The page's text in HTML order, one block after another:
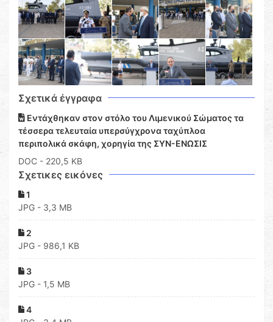
Σχετικά έγγραφα
Εντάχθηκαν στον στόλο του Λιμενικού Σώματος τα
τέσσερα τελευταία υπερσύγχρονα ταχύπλοα
περιπολικά σκάφη, χορηγία της ΣΥΝ-ΕΝΩΣΙΣ
DOC - 220,5 KB
Σχετικες εικόνες
1
JPG - 3,3 MB
2
JPG - 986,1 KB
3
JPG - 1,5 MB
4